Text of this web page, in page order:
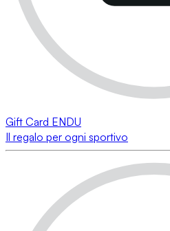
Gift Card ENDU
Il regalo per ogni sportivo